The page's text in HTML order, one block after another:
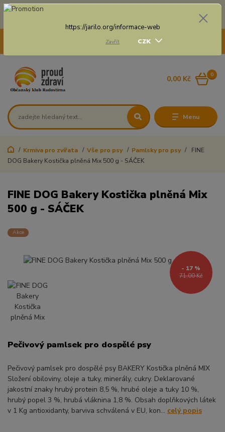
Doprava zdarma na některé druhy dopravy při nákupu
Menu
CZK
0
0,00 Kč
Krmiva pro zvířata Vše pro psy Pamlsky pro psy
FINE
DOG Bakery Kostička plněná Mix 500 g - SÁČEK
FINE DOG Bakery Kostička plněná Mix
500 g - SÁČEK
Akce
71,00 Kč
- 17 %
Pečivový pamlsek pro dospělé psy
Pečivový pamlsek pro dospělé psy BAKERY Kostička plněná MIX
Složení obiloviny, oleje a tuky, minerály, cukry. Deklarované
jakostní znaky hrubý protein 8,5 %, hrubé oleje a tuky 10 %,
hrubý popel 3 %, hrubá vláknina 1,8 %. Obsah doplňkových látek
v 1 Kg antioxidanty, barviva schválená v EU, kon... celý popis
https://jarilo.org/informace-web
Zavřít